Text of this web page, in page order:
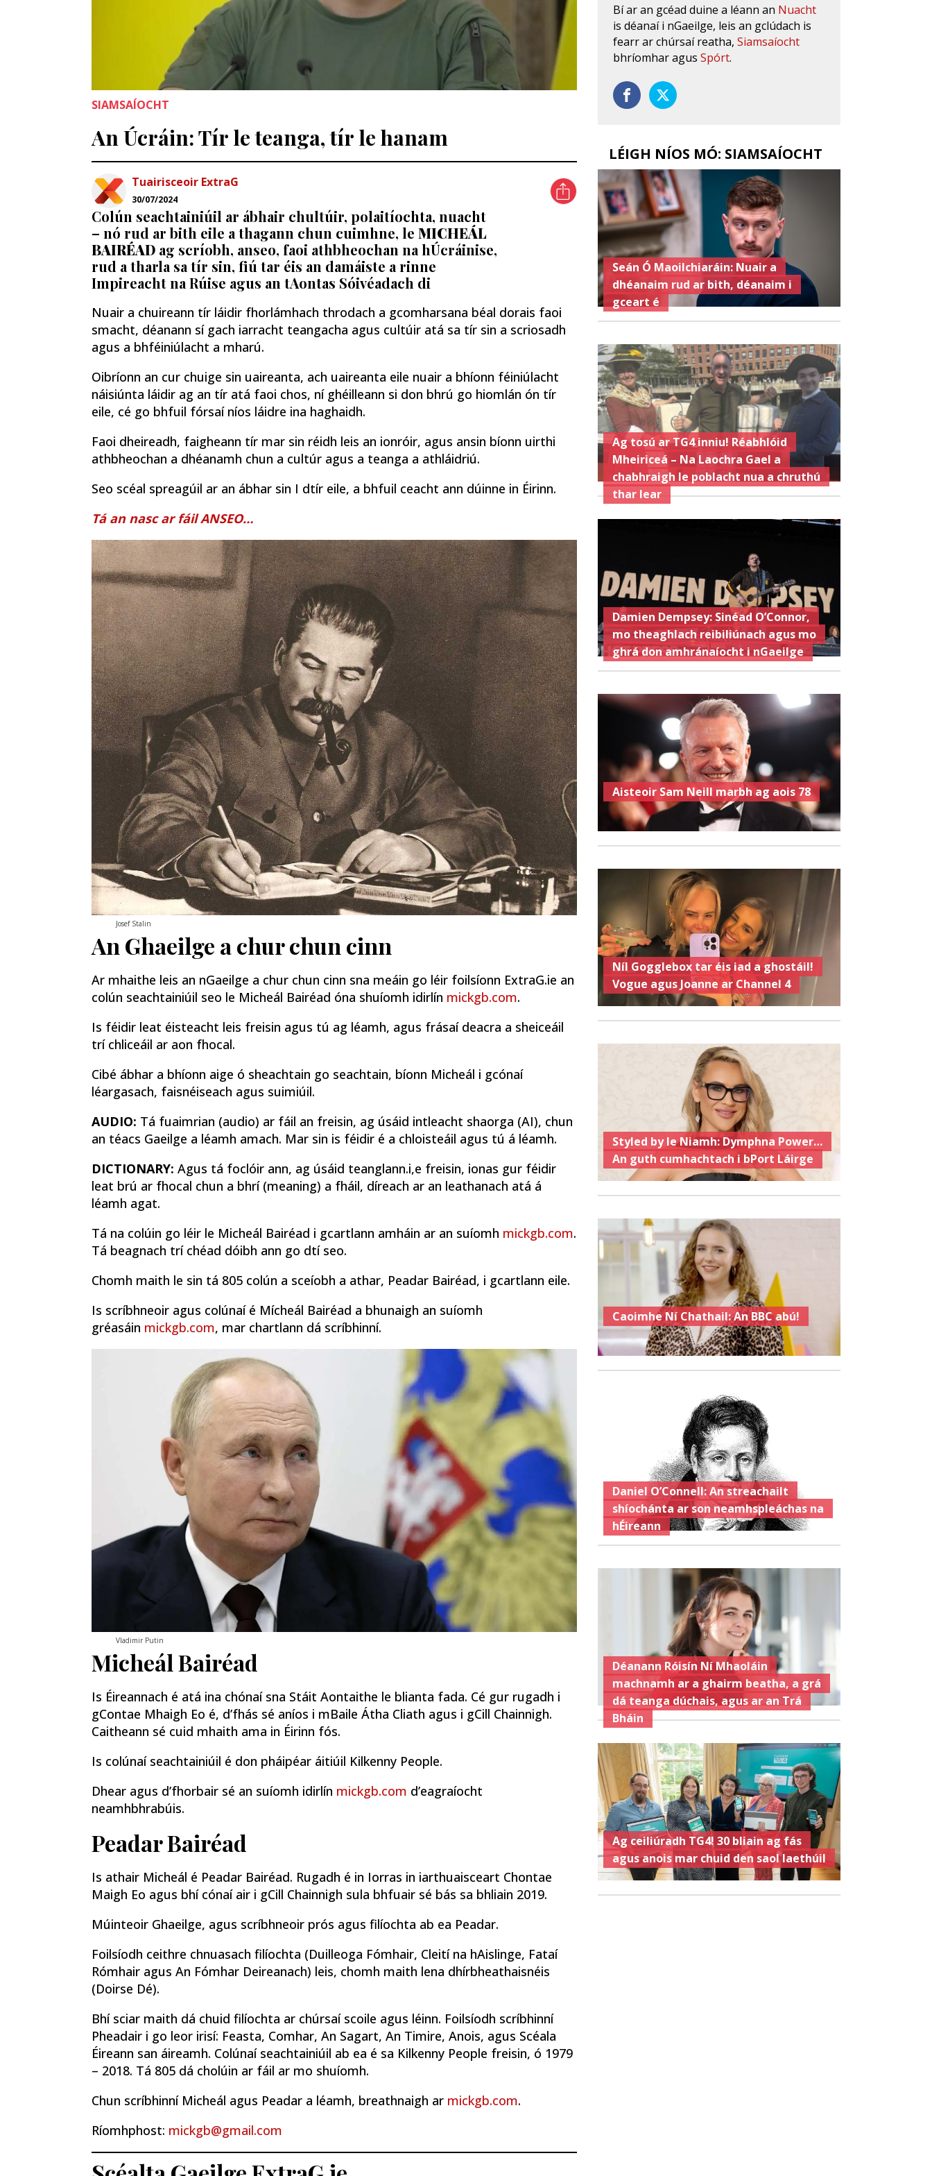
SIAMSAÍOCHT
An Úcráin: Tír le teanga, tír le hanam
Tuairisceoir ExtraG
30/07/2024
Colún seachtainiúil ar ábhair chultúir, polaitíochta, nuacht
– nó rud ar bith eile a thagann chun cuimhne, le MICHEÁL
BAIRÉAD ag scríobh, anseo, faoi athbheochan na hÚcráinise,
rud a tharla sa tír sin, fiú tar éis an damáiste a rinne
Impireacht na Rúise agus an tAontas Sóivéadach di
Nuair a chuireann tír láidir fhorlámhach throdach a gcomharsana béal dorais faoi
smacht, déanann sí gach iarracht teangacha agus cultúir atá sa tír sin a scriosadh
agus a bhféiniúlacht a mharú.
Oibríonn an cur chuige sin uaireanta, ach uaireanta eile nuair a bhíonn féiniúlacht
náisiúnta láidir ag an tír atá faoi chos, ní ghéilleann si don bhrú go hiomlán ón tír
eile, cé go bhfuil fórsaí níos láidre ina haghaidh.
Faoi dheireadh, faigheann tír mar sin réidh leis an ionróir, agus ansin bíonn uirthi
athbheochan a dhéanamh chun a cultúr agus a teanga a athláidriú.
Seo scéal spreagúil ar an ábhar sin I dtír eile, a bhfuil ceacht ann dúinne in Éirinn.
Tá an nasc ar fáil ANSEO…
Josef Stalin
An Ghaeilge a chur chun cinn
Ar mhaithe leis an nGaeilge a chur chun cinn sna meáin go léir foilsíonn ExtraG.ie an
colún seachtainiúil seo le Micheál Bairéad óna shuíomh idirlín mickgb.com.
Is féidir leat éisteacht leis freisin agus tú ag léamh, agus frásaí deacra a sheiceáil
trí chliceáil ar aon fhocal.
Cibé ábhar a bhíonn aige ó sheachtain go seachtain, bíonn Micheál i gcónaí
léargasach, faisnéiseach agus suimiúil.
AUDIO: Tá fuaimrian (audio) ar fáil an freisin, ag úsáid intleacht shaorga (AI), chun
an téacs Gaeilge a léamh amach. Mar sin is féidir é a chloisteáil agus tú á léamh.
DICTIONARY: Agus tá foclóir ann, ag úsáid teanglann.i,e freisin, ionas gur féidir
leat brú ar fhocal chun a bhrí (meaning) a fháil, díreach ar an leathanach atá á
léamh agat.
Tá na colúin go léir le Micheál Bairéad i gcartlann amháin ar an suíomh mickgb.com.
Tá beagnach trí chéad dóibh ann go dtí seo.
Chomh maith le sin tá 805 colún a sceíobh a athar, Peadar Bairéad, i gcartlann eile.
Is scríbhneoir agus colúnaí é Mícheál Bairéad a bhunaigh an suíomh
gréasáin mickgb.com, mar chartlann dá scríbhinní.
Vladimir Putin
Micheál Bairéad
Is Éireannach é atá ina chónaí sna Stáit Aontaithe le blianta fada. Cé gur rugadh i
gContae Mhaigh Eo é, d’fhás sé aníos i mBaile Átha Cliath agus i gCill Chainnigh.
Caitheann sé cuid mhaith ama in Éirinn fós.
Is colúnaí seachtainiúil é don pháipéar áitiúil Kilkenny People.
Dhear agus d’fhorbair sé an suíomh idirlín mickgb.com d’eagraíocht
neamhbhrabúis.
Peadar Bairéad
Is athair Micheál é Peadar Bairéad. Rugadh é in Iorras in iarthuaisceart Chontae
Maigh Eo agus bhí cónaí air i gCill Chainnigh sula bhfuair sé bás sa bhliain 2019.
Múinteoir Ghaeilge, agus scríbhneoir prós agus filíochta ab ea Peadar.
Foilsíodh ceithre chnuasach filíochta (Duilleoga Fómhair, Cleití na hAislinge, Fataí
Rómhair agus An Fómhar Deireanach) leis, chomh maith lena dhírbheathaisnéis
(Doirse Dé).
Bhí sciar maith dá chuid filíochta ar chúrsaí scoile agus léinn. Foilsíodh scríbhinní
Pheadair i go leor irisí: Feasta, Comhar, An Sagart, An Timire, Anois, agus Scéala
Éireann san áireamh. Colúnaí seachtainiúil ab ea é sa Kilkenny People freisin, ó 1979
– 2018. Tá 805 dá cholúin ar fáil ar mo shuíomh.
Chun scríbhinní Micheál agus Peadar a léamh, breathnaigh ar mickgb.com.
Ríomhphost: mickgb@gmail.com
Bí ar an gcéad duine a léann an Nuacht
is déanaí i nGaeilge, leis an gclúdach is
fearr ar chúrsaí reatha,Siamsaíocht
bhríomhar agusSpórt.
LÉIGH NÍOS MÓ: SIAMSAÍOCHT
Seán Ó Maoilchiaráin: Nuair a
dhéanaim rud ar bith, déanaim i
gceart é
Ag tosú ar TG4 inniu! Réabhlóid
Mheiriceá – Na Laochra Gael a
chabhraigh le poblacht nua a chruthú
thar lear
Damien Dempsey: Sinéad O’Connor,
mo theaghlach reibiliúnach agus mo
ghrá don amhránaíocht i nGaeilge
Aisteoir Sam Neill marbh ag aois 78
Níl Gogglebox tar éis iad a ghostáil!
Vogue agus Joanne ar Channel 4
Styled by le Niamh: Dymphna Power…
An guth cumhachtach i bPort Láirge
Caoimhe Ní Chathail: An BBC abú!
Daniel O’Connell: An streachailt
shíochánta ar son neamhspleáchas na
hÉireann
Déanann Róisín Ní Mhaoláin
machnamh ar a ghairm beatha, a grá
dá teanga dúchais, agus ar an Trá
Bháin
Ag ceiliúradh TG4! 30 bliain ag fás
agus anois mar chuid den saol laethúil